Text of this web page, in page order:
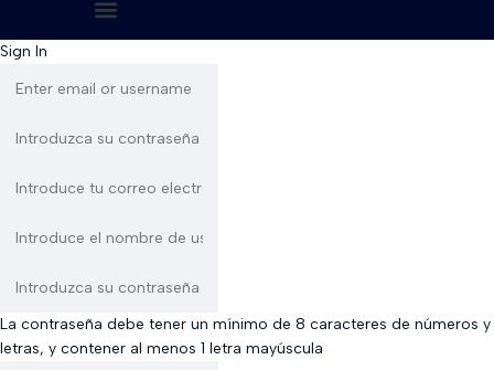
Sign In
La contraseña debe tener un mínimo de 8 caracteres de números y
letras, y contener al menos 1 letra mayúscula